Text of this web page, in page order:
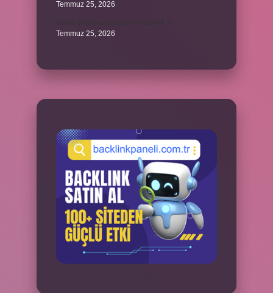
Temmuz 25, 2026
Temmuz 25, 2026